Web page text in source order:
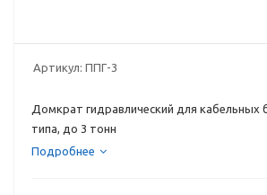
Артикул: ППГ-3
Домкрат гидравлический для кабельных
типа, до 3 тонн
Подробнее